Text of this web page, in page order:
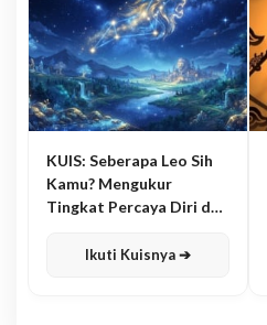
KUIS: Seberapa Leo Sih
Kamu? Mengukur
Tingkat Percaya Diri dan
Ikuti Kuisnya ➔